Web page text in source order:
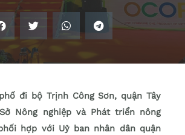
đi bộ Trịnh Công Sơn, quận Tây
Nông nghiệp và Phát triển nông
hợp với Uỷ ban nhân dân quận